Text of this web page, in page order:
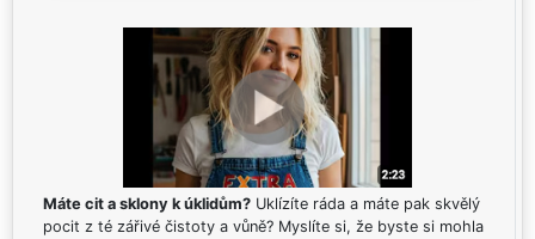
Máte cit a sklony k úklidům? Uklízíte ráda a máte pak skvělý
pocit z té zářivé čistoty a vůně? Myslíte si, že byste si mohla